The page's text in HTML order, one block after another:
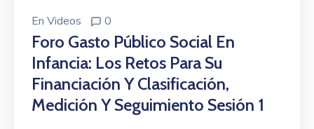
En Videos 0
Foro Gasto Público Social En
Infancia: Los Retos Para Su
Financiación Y Clasificación,
Medición Y Seguimiento Sesión 1